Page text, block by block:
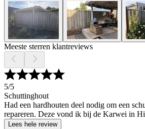
Meeste sterren klantreviews
5/5
Schuttinghout
Had een hardhouten deel nodig om een
repareren. Deze vond ik bij de Karwei in
Lees hele review